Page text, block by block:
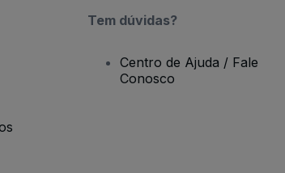
Tem dúvidas?
Centro de Ajuda / Fale
Conosco